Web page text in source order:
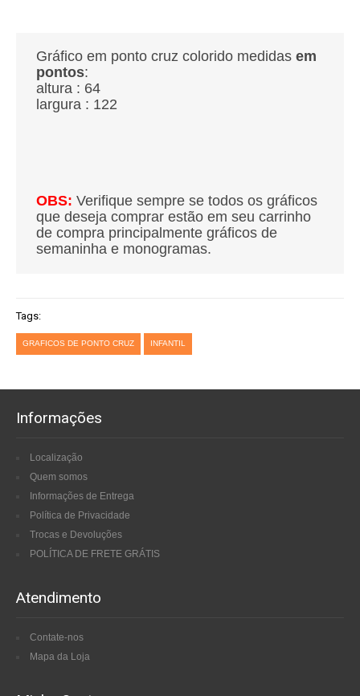
Gráfico em ponto cruz colorido medidas em
pontos:
altura : 64
largura : 122
OBS: Verifique sempre se todos os gráficos
que deseja comprar estão em seu carrinho
de compra principalmente gráficos de
semaninha e monogramas.
Tags:
GRAFICOS DE PONTO CRUZ INFANTIL
Informações
Localização
Quem somos
Informações de Entrega
Política de Privacidade
Trocas e Devoluções
POLÍTICA DE FRETE GRÁTIS
Atendimento
Contate-nos
Mapa da Loja